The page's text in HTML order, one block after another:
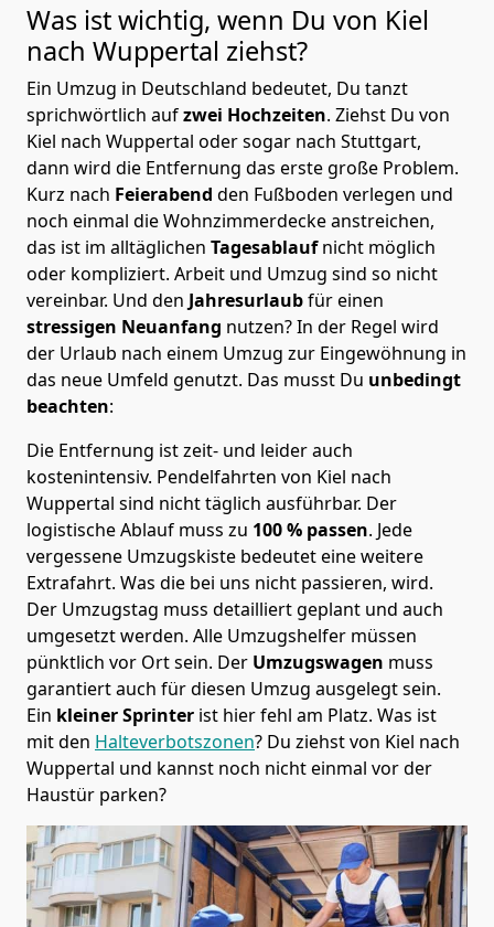
Was ist wichtig, wenn Du von Kiel
nach Wuppertal ziehst?
Ein Umzug in Deutschland bedeutet, Du tanzt
sprichwörtlich aufzwei Hochzeiten. Ziehst Du von
Kiel nach Wuppertal oder sogar nach Stuttgart,
dann wird die Entfernung das erste große Problem.
Kurz nach Feierabend den Fußboden verlegen und
noch einmal die Wohnzimmerdecke anstreichen,
das ist im alltäglichen Tagesablaufnicht möglich
oder kompliziert. Arbeit und Umzug sind so nicht
vereinbar. Und den Jahresurlaubfür einen
stressigen Neuanfang nutzen? In der Regel wird
der Urlaub nach einem Umzug zur Eingewöhnung in
das neue Umfeld genutzt. Das musst Du unbedingt
beachten:
Die Entfernung ist zeit- und leider auch
kostenintensiv. Pendelfahrten von Kiel nach
Wuppertal sind nicht täglich ausführbar. Der
logistische Ablauf muss zu 100 % passen. Jede
vergessene Umzugskiste bedeutet eine weitere
Extrafahrt. Was die bei uns nicht passieren, wird.
Der Umzugstag muss detailliert geplant und auch
umgesetzt werden. Alle Umzugshelfer müssen
pünktlich vor Ort sein. Der Umzugswagen muss
garantiert auch für diesen Umzug ausgelegt sein.
Ein kleiner Sprinter ist hier fehl am Platz. Was ist
mit den Halteverbotszonen? Du ziehst von Kiel nach
Wuppertal und kannst noch nicht einmal vor der
Haustür parken?